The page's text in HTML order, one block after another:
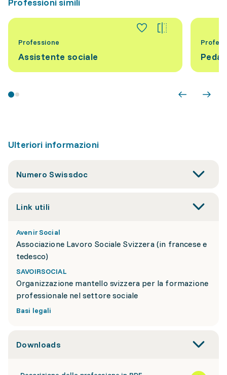
Professioni simili
Professione
Assistente sociale
Ulteriori informazioni
Numero Swissdoc
Link utili
Avenir Social
Associazione Lavoro Sociale Svizzera (in francese e
tedesco)
SAVOIRSOCIAL
Organizzazione mantello svizzera per la formazione
professionale nel settore sociale
Basi legali
Downloads